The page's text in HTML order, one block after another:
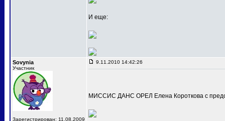
И еще:
Sovynia
Участник
Зарегистрирован: 11.08.2009
9.11.2010 14:42:26
МИССИС ДАНС ОРЕЛ Елена Короткова с